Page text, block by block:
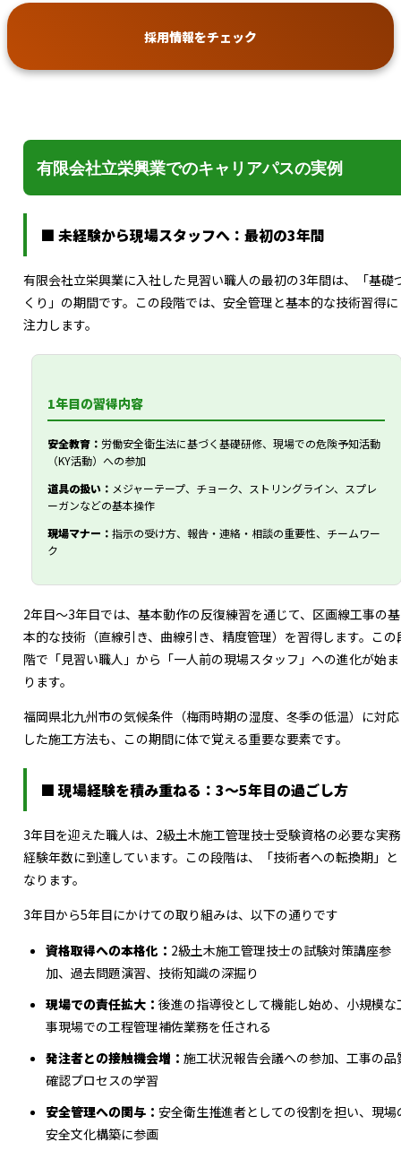
採用情報をチェック
有限会社立栄興業でのキャリアパスの実例
■ 未経験から現場スタッフへ：最初の3年間
有限会社立栄興業に入社した見習い職人の最初の3年間は、「基礎
くり」の期間です。この段階では、安全管理と基本的な技術習得に
注力します。
1年目の習得内容
安全教育： 労働安全衛生法に基づく基礎研修、現場での危険予知活動
（KY活動）への参加
道具の扱い： メジャーテープ、チョーク、ストリングライン、スプレ
ーガンなどの基本操作
現場マナー：指示の受け方、報告・連絡・相談の重要性、チームワー
ク
2年目～3年目では、基本動作の反復練習を通じて、区画線工事の基
本的な技術（直線引き、曲線引き、精度管理）を習得します。この
階で「見習い職人」から「一人前の現場スタッフ」への進化が始ま
ります。
福岡県北九州市の気候条件（梅雨時期の湿度、冬季の低温）に対応
した施工方法も、この期間に体で覚える重要な要素です。
■ 現場経験を積み重ねる：3～5年目の過ごし方
3年目を迎えた職人は、2級土木施工管理技士受験資格の必要な実務
経験年数に到達しています。この段階は、「技術者への転換期」と
なります。
3年目から5年目にかけての取り組みは、以下の通りです
資格取得への本格化： 2級土木施工管理技士の試験対策講座参
加、過去問題演習、技術知識の深掘り
現場での責任拡大： 後進の指導役として機能し始め、小規模な
事現場での工程管理補佐業務を任される
発注者との接触機会増： 施工状況報告会議への参加、工事の品
確認プロセスの学習
安全管理への関与： 安全衛生推進者としての役割を担い、現場
安全文化構築に参画